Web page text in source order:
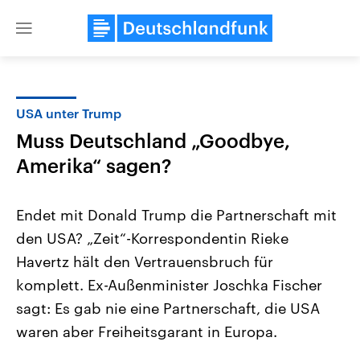
Close
Landtagswahl Sachsen-Anhalt
2026
Alle Informationen
Sachsen-Anhalt wählt am 6.
September 2026 einen neuen
USA
Aktuelle Beiträge,
Hintergründe
Wirtschaftlich und
gehören die Vereinigten
USA unter Trump
Muss Deutschland „Goodbye,
Amerika“ sagen?
Endet mit Donald Trump die Partnerschaft mit
den USA? „Zeit“-Korrespondentin Rieke
Havertz hält den Vertrauensbruch für
komplett. Ex-Außenminister Joschka Fischer
sagt: Es gab nie eine Partnerschaft, die USA
waren aber Freiheitsgarant in Europa.